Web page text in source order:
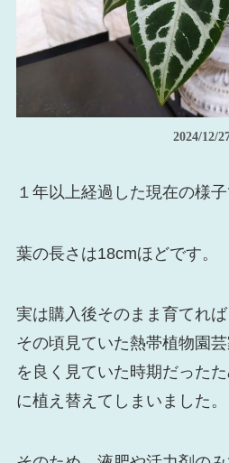
2024/12/
１年以上経過した現在の様子
葉の長さは18cmほどです。
実は購入後そのまま育てれば
その頃見ていた熱帯植物園
を良く見ていた時期だった
に植え替えてしまいました。